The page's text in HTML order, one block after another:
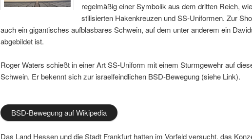
regelmäßig einer Symbolik aus dem dritten Reich, wie
stilisierten Hakenkreuzen und SS-Uniformen. Zur
auch ein gigantisches aufblasbares Schwein, auf dem unter anderem ein
abgebildet ist.
Roger Waters schießt in einer Art SS-Uniform mit einem Sturmgewehr auf
Schwein. Er bekennt sich zur israelfeindlichen BSD-Bewegung (siehe Link).
BSD-Bewegung auf Wikipedia
Das Land Hessen und die Stadt Frankfurt hatten im Vorfeld versucht, das